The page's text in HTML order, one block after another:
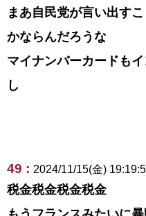
まあ自民党が言い出す
かならんだろうな
マイナンバーカードも
し
49 : 2024/11/15(金)
税金税金税金税金